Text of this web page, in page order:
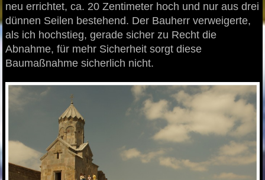
neu errichtet, ca. 20 Zentimeter hoch und nur aus drei
dünnen Seilen bestehend. Der Bauherr verweigerte,
als ich hochstieg, gerade sicher zu Recht die
Abnahme, für mehr Sicherheit sorgt diese
Baumaßnahme sicherlich nicht.